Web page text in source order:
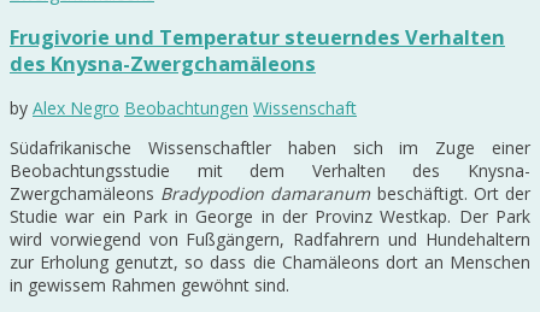
Frugivorie und Temperatur steuerndes Verhalten
des Knysna-Zwergchamäleons
by Alex Negro Beobachtungen Wissenschaft
Südafrikanische Wissenschaftler haben sich im Zuge einer
Beobachtungsstudie mit dem Verhalten des Knysna-
Zwergchamäleons Bradypodion damaranumbeschäftigt. Ort der
Studie war ein Park in George in der Provinz Westkap. Der Park
wird vorwiegend von Fußgängern, Radfahrern und Hundehaltern
zur Erholung genutzt, so dass die Chamäleons dort an Menschen
in gewissem Rahmen gewöhnt sind.